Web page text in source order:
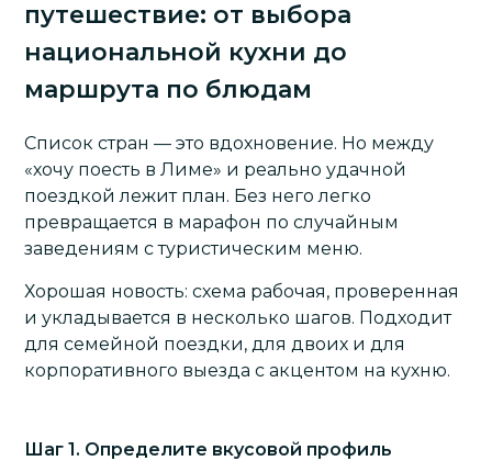
путешествие: от выбора
национальной кухни до
маршрута по блюдам
Список стран — это вдохновение. Но между
«хочу поесть в Лиме» и реально удачной
поездкой лежит план. Без него легко
превращается в марафон по случайным
заведениям с туристическим меню.
Хорошая новость: схема рабочая, проверенная
и укладывается в несколько шагов. Подходит
для семейной поездки, для двоих и для
корпоративного выезда с акцентом на кухню.
Шаг 1. Определите вкусовой профиль